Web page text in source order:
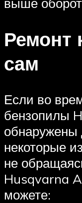
Ремонт
сам
Если во
бензопилы
обнаружены
некоторые
не
Husqvarna
можете: